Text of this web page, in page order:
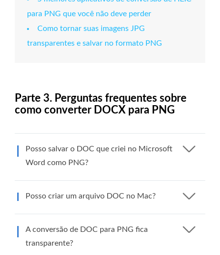
para PNG que você não deve perder
Como tornar suas imagens JPG
transparentes e salvar no formato PNG
Parte 3. Perguntas frequentes sobre
como converter DOCX para PNG
Posso salvar o DOC que criei no Microsoft
Word como PNG?
Posso criar um arquivo DOC no Mac?
A conversão de DOC para PNG fica
transparente?